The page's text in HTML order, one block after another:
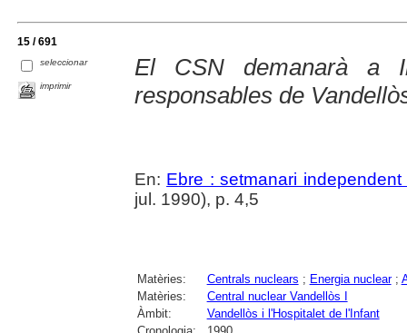
15 / 691
seleccionar
imprimir
El CSN demanarà a
responsables de
En: Ebre : setmanari
jul. 1990), p. 4,5
Matèries: Centrals nuclears ; Energia nuclear;
Matèries:
Central nuclear Vandellòs I
Àmbit:
Vandellòs i l'Hospitalet de l'Infant